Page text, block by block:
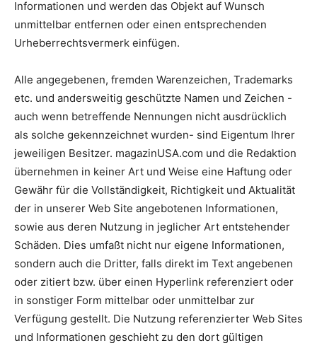
Informationen und werden das Objekt auf Wunsch
unmittelbar entfernen oder einen entsprechenden
Urheberrechtsvermerk einfügen.
Alle angegebenen, fremden Warenzeichen, Trademarks
etc. und andersweitig geschützte Namen und Zeichen -
auch wenn betreffende Nennungen nicht ausdrücklich
als solche gekennzeichnet wurden- sind Eigentum Ihrer
jeweiligen Besitzer. magazinUSA.com und die Redaktion
übernehmen in keiner Art und Weise eine Haftung oder
Gewähr für die Vollständigkeit, Richtigkeit und Aktualität
der in unserer Web Site angebotenen Informationen,
sowie aus deren Nutzung in jeglicher Art entstehender
Schäden. Dies umfaßt nicht nur eigene Informationen,
sondern auch die Dritter, falls direkt im Text angebenen
oder zitiert bzw. über einen Hyperlink referenziert oder
in sonstiger Form mittelbar oder unmittelbar zur
Verfügung gestellt. Die Nutzung referenzierter Web Sites
und Informationen geschieht zu den dort gültigen